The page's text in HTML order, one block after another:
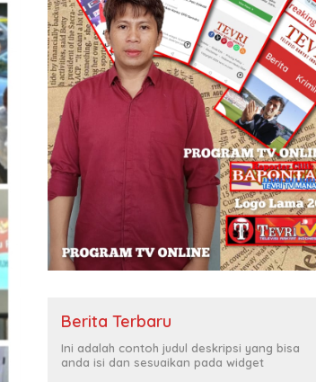
Berita Terbaru
Ini adalah contoh judul deskripsi yang bisa
anda isi dan sesuaikan pada widget